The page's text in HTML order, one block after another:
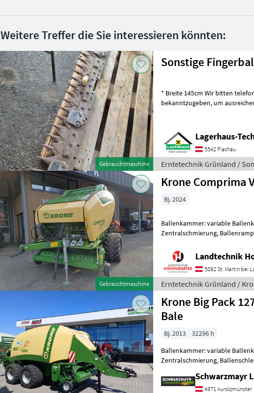
Weitere Treffer die Sie interessieren könnten:
Gebrauchtmaschine
Sonstige
* Breite 145cm Wir bitten telefonisch oder per Mail Ihren Besuch
bekanntzugeben, um ausreichend Zeit für die Beratung und eventuell
Lagerhaus-
5542 Flachau
Erntetechnik Grünland /
Gebrauchtmaschine
Krone Comprima
Bj. 2024
Ballenkammer: variable
Zentralschmierung,
Landtechnik
5092 St. Martin bei
Erntetechnik Grünland /
Krone Big Pack
Bale
Bj. 2013
32296 h
Ballenkammer: variable
Zentralschmierung,
Schwarzmayr
4971 Aurolzmünster